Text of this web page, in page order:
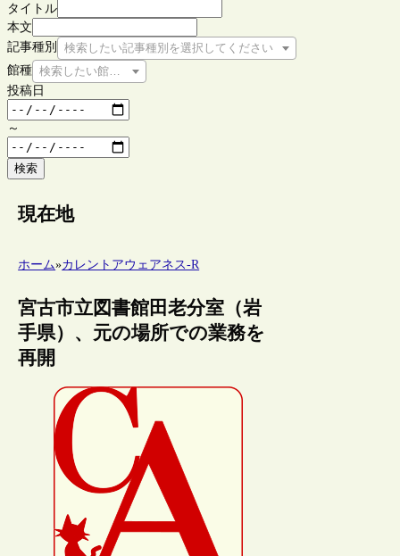
タイトル
本文
記事種別
検索したい記事種別を選択してください
館種 検索したい館種を選択してください
投稿日
～
検索
現在地
ホーム»カレントアウェアネス-R
宮古市立図書館田老分室（岩
手県）、元の場所での業務を
再開